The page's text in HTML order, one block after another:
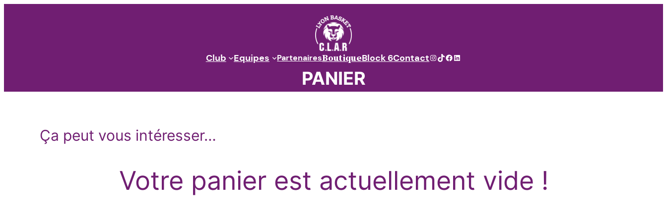
Club Equipes PartenairesBoutiqueBlock 6ContactInstagram
TikTok
Facebook
LinkedIn
PANIER
Ça peut vous intéresser…
Votre panier est actuellement vide !